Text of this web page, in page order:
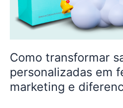
Como transformar
personalizadas em
marketing e
marketing
diferenciação
de